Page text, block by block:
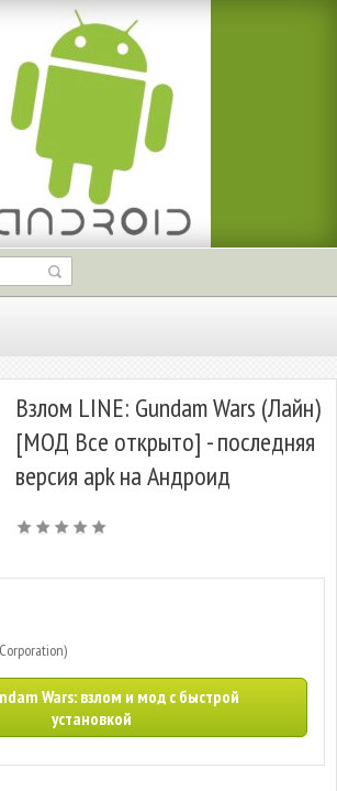
Взлом LINE: Gundam Wars (Лайн)
[МОД Все открыто] - последняя
версия apk на Андроид
Wars: взлом и мод с быстрой
установкой